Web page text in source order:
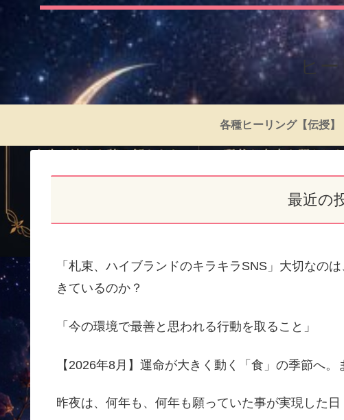
ヒ
各種ヒーリング【伝授】
最近の
「札束、ハイブランドのキラキラSNS」大切なの
きているのか？
「今の環境で最善と思われる行動を取ること」
【2026年8月】運命が大きく動く「食」の季節へ
昨夜は、何年も、何年も願っていた事が実現した日